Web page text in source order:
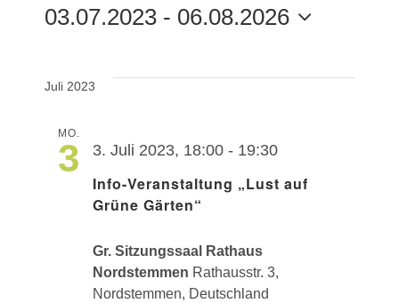
03.07.2023 - 06.08.2026
Juli 2023
MO.
3
Info-Veranstaltung „Lust auf
Grüne Gärten“
3. Juli 2023, 18:00 - 19:30
Gr. Sitzungssaal Rathaus
Nordstemmen Rathausstr. 3,
Nordstemmen, Deutschland